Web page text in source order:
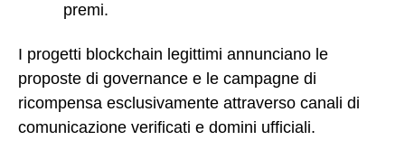
premi.
I progetti blockchain legittimi annunciano le
proposte di governance e le campagne di
ricompensa esclusivamente attraverso canali di
comunicazione verificati e domini ufficiali.